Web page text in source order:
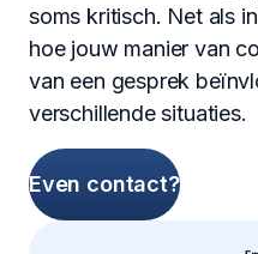
soms kritisch. Net als
hoe jouw manier van
van een gesprek
verschillende situaties.
Even contact?